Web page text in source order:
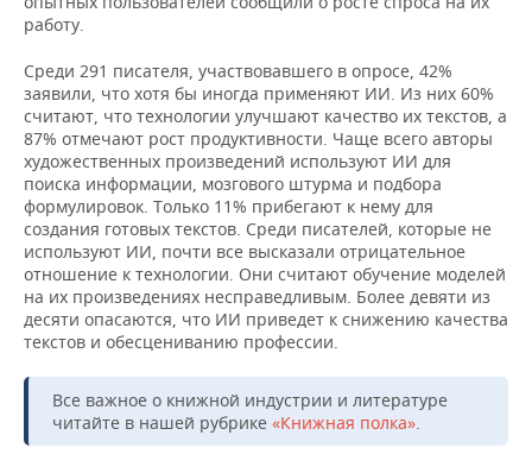
работу.
Среди 291 писателя, участвовавшего в опросе, 42%
заявили, что хотя бы иногда применяют ИИ. Из них 60%
считают, что технологии улучшают качество их текстов, а
87% отмечают рост продуктивности. Чаще всего авторы
художественных произведений используют ИИ для
поиска информации, мозгового штурма и подбора
формулировок. Только 11% прибегают к нему для
создания готовых текстов. Среди писателей, которые не
используют ИИ, почти все высказали отрицательное
отношение к технологии. Они считают обучение моделей
на их произведениях несправедливым. Более девяти из
десяти опасаются, что ИИ приведет к снижению качества
текстов и обесцениванию профессии.
Все важное о книжной индустрии и литературе
читайте в нашей рубрике «Книжная полка».